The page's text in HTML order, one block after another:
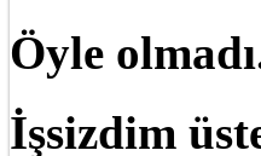
Öyle
İşsizdim